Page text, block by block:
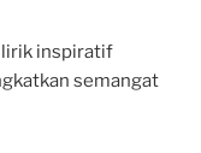
lirik inspiratif
semangat